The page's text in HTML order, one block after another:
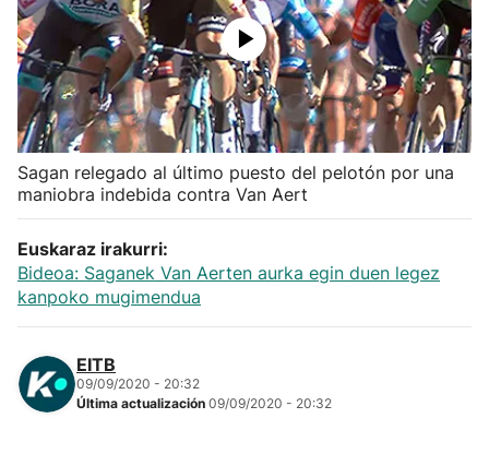
Herri-kirolak
Balonmano
Kirolak 360
Atletismo
Carreras de montaña
"Helmuga"
Sagan relegado al último puesto del pelotón por una
maniobra indebida contra Van Aert
Euskaraz irakurri:
Bideoa: Saganek Van Aerten aurka egin duen legez
kanpoko mugimendua
EITB
09/09/2020 - 20:32
Última actualización 09/09/2020 - 20:32